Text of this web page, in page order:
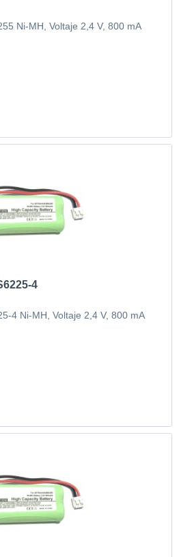
Ni-MH, Voltaje 2,4 V, 800 mA
4
4 Ni-MH, Voltaje 2,4 V, 800 mA